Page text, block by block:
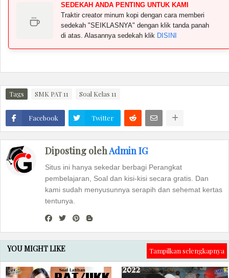
SEDEKAH ANDA PENTING UNTUK KAMI
Traktir creator minum kopi dengan cara memberi
sedekah "SEIKLASNYA" dengan klik tanda panah
di atas. Alasannya sedekah klik DISINI
Tags SMK PAT 11 Soal Kelas 11
Facebook Twitter
Diposting olehAdmin IG
Situs ini hanya sekedar berbagi Perangkat
pembelajaran, Soal dan kisi-kisi secara gratis. Dan
kami sudah menyusunnya serapih dan sehemat kertas
tentunya.
YOU MIGHT LIKE Tampilkan selengkapnya